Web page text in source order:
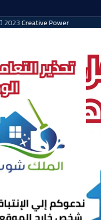
2023Creative Power